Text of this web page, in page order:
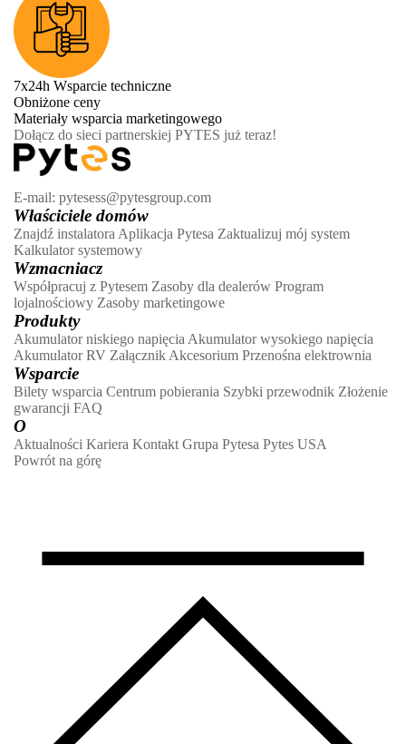
7x24h Wsparcie techniczne
Obniżone ceny
Materiały wsparcia marketingowego
Dołącz do sieci partnerskiej PYTES już teraz!
E-mail: pytesess@pytesgroup.com
Właściciele domów
Znajdź instalatora Aplikacja Pytesa Zaktualizuj mój system
Kalkulator systemowy
Wzmacniacz
Współpracuj z Pytesem Zasoby dla dealerów Program
lojalnościowy Zasoby marketingowe
Produkty
Akumulator niskiego napięcia Akumulator wysokiego napięcia
Akumulator RV Załącznik Akcesorium Przenośna elektrownia
Wsparcie
Bilety wsparcia Centrum pobierania Szybki przewodnik Złożenie
gwarancji FAQ
O
Aktualności Kariera Kontakt Grupa Pytesa Pytes USA
Powrót na górę